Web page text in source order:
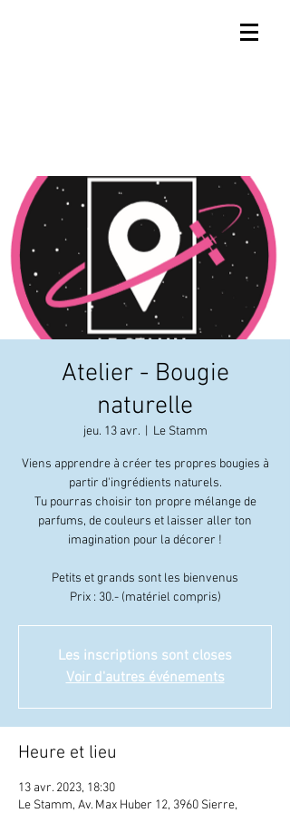
Atelier - Bougie
naturelle
jeu. 13 avr.
  |
Le Stamm
Viens apprendre à créer tes propres bougies à
partir d'ingrédients naturels.
Tu pourras choisir ton propre mélange de
parfums, de couleurs et laisser aller ton
imagination pour la décorer !
Petits et grands sont les bienvenus
Prix : 30.- (matériel compris)
Les inscriptions sont closes
Voir d'autres événements
Heure et lieu
13 avr. 2023, 18:30
Le Stamm, Av. Max Huber 12, 3960 Sierre,